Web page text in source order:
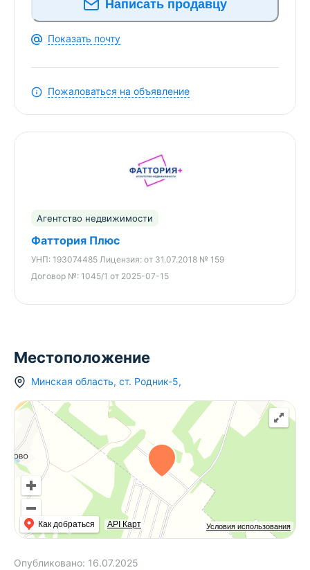
Написать продавцу
Показать почту
Пожаловаться на объявление
Агентство недвижимости
Фаттория Плюс
УНП: 193074485 Лицензия: от 31.07.2018 № 159
Договор №: 1045/1 от 2025-07-15
Местоположение
Минская область, ст. Родник-5,
Условия использования
Как добраться API Карт
Опубликовано: 16.07.2025